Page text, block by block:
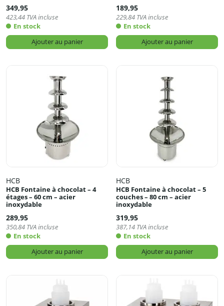
349,95
423,44 TVA incluse
En stock
Ajouter au panier
189,95
229,84 TVA incluse
En stock
Ajouter au panier
HCB
HCB Fontaine à chocolat – 4
étages – 60 cm – acier
inoxydable
289,95
350,84 TVA incluse
En stock
Ajouter au panier
HCB
HCB Fontaine à chocolat – 5
couches – 80 cm – acier
inoxydable
319,95
387,14 TVA incluse
En stock
Ajouter au panier